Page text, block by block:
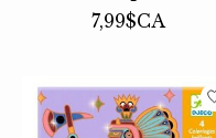
7,99$CA